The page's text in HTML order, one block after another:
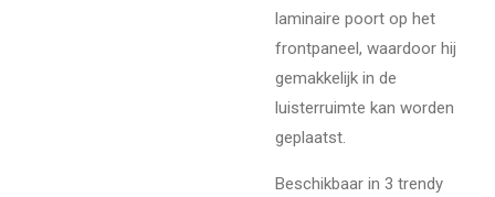
laminaire poort op het
frontpaneel, waardoor hij
gemakkelijk in de
luisterruimte kan worden
geplaatst.
Beschikbaar in 3 trendy